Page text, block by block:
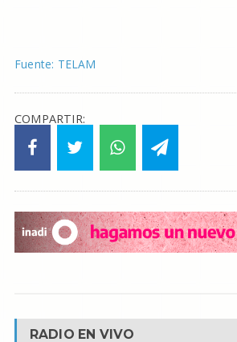
Fuente: TELAM
COMPARTIR:
RADIO EN VIVO